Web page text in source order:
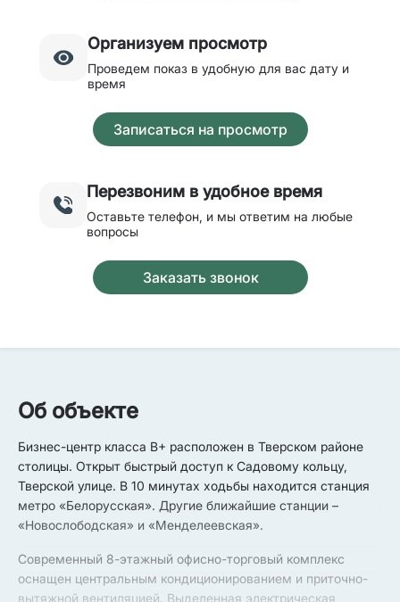
Организуем просмотр
Проведем показ в удобную для вас дату и
время
Записаться на просмотр
Перезвоним в удобное время
Оставьте телефон, и мы ответим на любые
вопросы
Заказать звонок
Об объекте
Бизнес-центр класса B+ расположен в Тверском районе
столицы. Открыт быстрый доступ к Садовому кольцу,
Тверской улице. В 10 минутах ходьбы находится станция
метро «Белорусская». Другие ближайшие станции –
«Новослободская» и «Менделеевская».
Современный 8-этажный офисно-торговый комплекс
оснащен центральным кондиционированием и приточно-
вытяжной вентиляцией. Выделенная электрическая